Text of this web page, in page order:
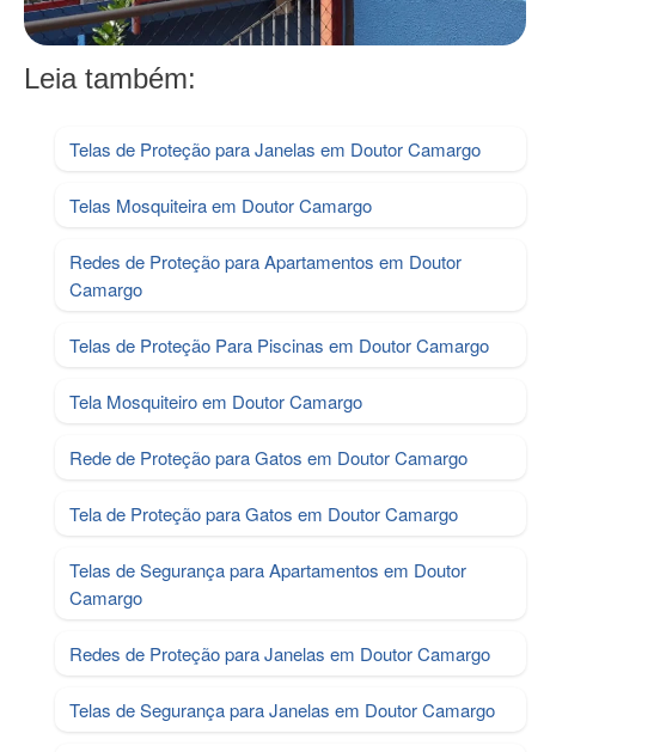
Leia também:
Telas de Proteção para Janelas em Doutor Camargo
Telas Mosquiteira em Doutor Camargo
Redes de Proteção para Apartamentos em Doutor
Camargo
Telas de Proteção Para Piscinas em Doutor Camargo
Tela Mosquiteiro em Doutor Camargo
Rede de Proteção para Gatos em Doutor Camargo
Tela de Proteção para Gatos em Doutor Camargo
Telas de Segurança para Apartamentos em Doutor
Camargo
Redes de Proteção para Janelas em Doutor Camargo
Telas de Segurança para Janelas em Doutor Camargo